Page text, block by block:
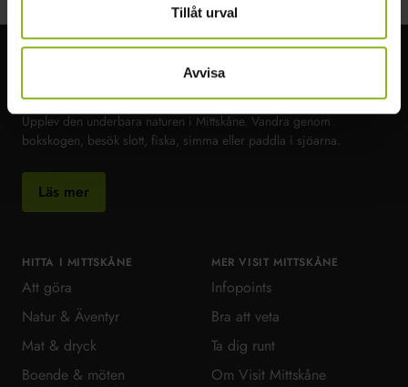
Tillåt urval
Avvisa
Upplev den underbara naturen i Mittskåne. Vandra genom
bokskogen, besök slott, fiska, simma eller paddla i sjöarna.
Läs mer
HITTA I MITTSKÅNE
Att göra
Natur & Äventyr
Mat & dryck
Boende & möten
MER VISIT MITTSKÅNE
Infopoints
Bra att veta
Ta dig runt
Om Visit Mittskåne